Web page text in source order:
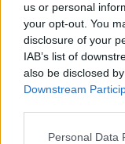
us or personal
your opt-out. You
disclosure of your
IAB’s list of
also be disclosed
Downstream
Personal Data
Advertorial
Περισσότερα